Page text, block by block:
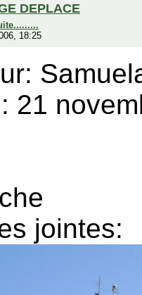
DEPLACE
18:25
21
jointes: